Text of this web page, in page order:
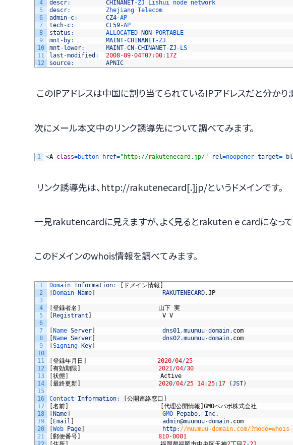
4
5
6
7
8
9
10
11
12
descr: CHINANET-ZJ Lishui node network
descr: Zhejiang Telecom
admin-c: CZ4-AP
tech-c: CL59-AP
status : ALLOCATED NON - PORTABLE
mnt - by: MAINT-CHINANET-ZJ
mnt - lower: MAINT-CN -CHINANET-ZJ - LS
last -modified : 2008-09-04T07:00: 17Z
source: APNIC
このIPアドレスは中国に割り当てられているIPアドレスだと分かり
次にメール本文中のリンク誘導先について調べてみます。
1 <A class=button href="http://rakutenecard.jp/" rel=noopener target=
リンク誘導先は、http://rakutenecard[.]jp/というドメインです。
一見rakutencardに見えますが、よく見るとrakuten e cardになって
このドメインのwhois情報を調べてみます。
1
2
3
4
5
6
7
8
9
10
11
12
13
14
15
16
17
18
19
20
21
Domain Information: [ ドメイン情報 ]
[Domain Name] RAKUTENECARD.JP
[登録者名 ] 山下 実
[Registrant ] V V
[Name Server] dns01 .muumuu-domain. com
[Name Server] dns02.muumuu-domain. com
[Signing Key]
[登録年月日 ] 2020/04/25
[有効期限 ] 2021 /04/30
[状態]
Active
[最終更新] 2020/04/25 14: 25: 17 (JST)
Contact Information: [公開連絡窓口 ]
[名前] [代理公開情報 ] GMOペパボ株式会社
[Name] GMO Pepabo , Inc.
[Email ] admin@muumuu-domain. com
[Web Page] http: //muumuu-domain.com/
[郵便番号] 810-0001